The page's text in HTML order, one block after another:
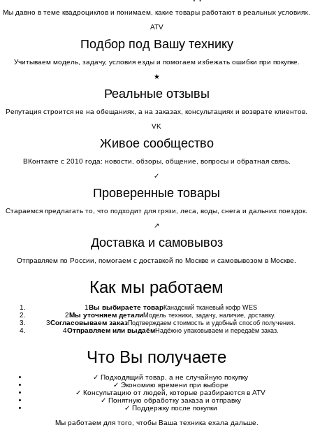
Мы давно в теме квадроциклов и понимаем, какие товары работают в реальных условиях.
ATV
Подбор под Вашу технику
Учитываем модель, задачу, условия езды и помогаем избежать ошибки при покупке.
★
Реальные отзывы
Репутация строится не на обещаниях, а на заказах, консультациях и возврате клиентов.
VK
Живое сообщество
ВКонтакте с 2010 года: новости, обзоры, общение, вопросы и обратная связь.
✓
Проверенные товары
Стараемся предлагать то, что подходит для грязи, леса, воды, снега и дальних поездок.
↗
Доставка и самовывоз
Отправляем по России, помогаем с доставкой по Москве и самовывозом в Москве.
Как мы работаем
1 Вы выбираете товарКанадский тканевый кофр WES
2 Мы уточняем деталиМодель техники, задачу, наличие, доставку.
3Согласовываем заказПодтверждаем стоимость и удобный способ получения.
4Отправляем или выдаёмНадёжно упаковываем и передаём заказ.
Что Вы получаете
✓ Подходящий товар, а не случайную покупку
✓ Экономию времени при выборе
✓ Консультацию от людей, которые разбираются в ATV
✓ Понятную обработку заказа и отправку
✓ Поддержку после покупки
Мы работаем для того, чтобы Ваша техника ехала дальше.